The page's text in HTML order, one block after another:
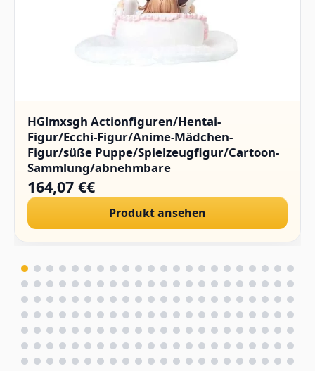
HGlmxsgh Actionfiguren/Hentai-
Figur/Ecchi-Figur/Anime-Mädchen-
Figur/süße Puppe/Spielzeugfigur/Cartoon-
Sammlung/abnehmbare
Kleidung/Sammlerstücke/PVC/1/4.(Hard
Chest)
164,07 €€
Produkt ansehen